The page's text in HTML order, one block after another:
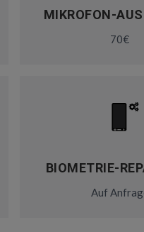
MIKROFON-
70€
BIOMETRIE-
Auf